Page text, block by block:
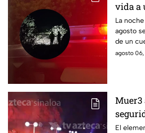
vida a
La
agosto
de un
costado
agosto 06,
Muer3
caíd4
El